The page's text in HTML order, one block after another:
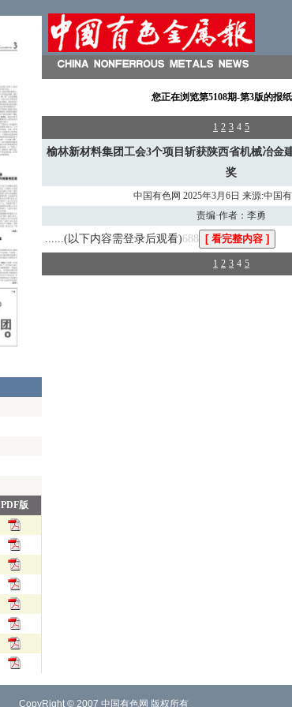
PDF版
您正在浏览第5108期-第3版的报
1 2 3 4 5
榆林新材料集团工会3个项目斩获陕西省机械冶金
奖
中国有色网 2025年3月6日 来源:中国
责编·作者：李勇
......(以下内容需登录后观看)688
1 2 3 4 5
CopyRight © 2007 中国有色网 版权所有